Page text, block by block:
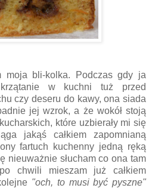
moja bli-kolka. Podczas gdy ja
krzątanie w kuchni tuż przed
czy deseru do kawy, ona siada
jej wzrok, a że wokół stoją
które uzbierały mi się
jakąś całkiem zapomnianą
fartuch kuchenny jedną ręką
nieuważnie słucham co ona tam
chwili mieszam już całkiem
"och, to musi być pyszne"